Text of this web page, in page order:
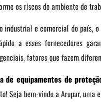
os riscos do ambiente de
industrial e comercial do país,
a esses fornecedores
fatores que fazem
de equipamentos de
Seja bem-vindo a Arupar,